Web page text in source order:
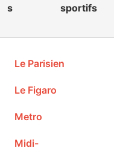
s
sportifs
Le Parisien
Le Figaro
Metro
Midi-